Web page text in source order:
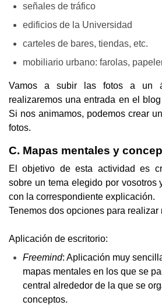
señales de tráfico
edificios de la Universidad
carteles de bares, tiendas, etc.
mobiliario urbano: farolas,
Vamos a subir las fotos a un
realizaremos una entrada en el
Si nos animamos, podemos crear un
fotos.
C. Mapas mentales y
El objetivo de esta actividad es
sobre un tema elegido por vosotros
con la correspondiente explicación.
Tenemos dos opciones para realizar
Aplicación de escritorio:
Freemind: Aplicación muy
mapas mentales en los que se
central alrededor de la que se
conceptos.